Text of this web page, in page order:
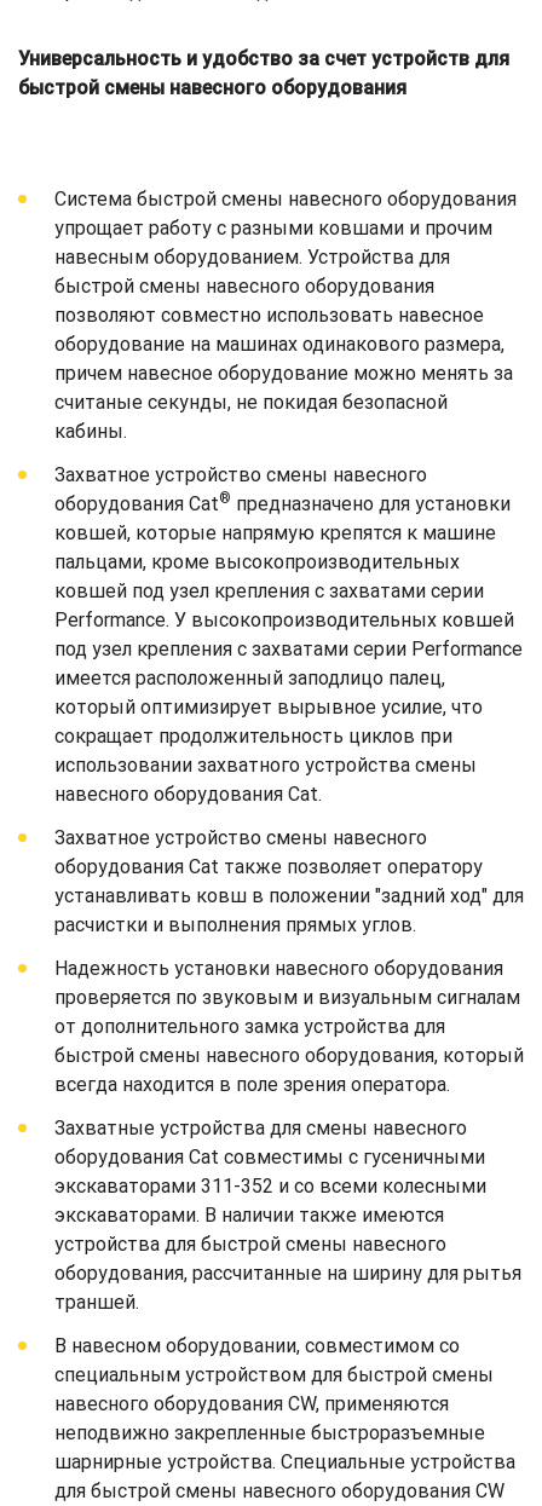
Универсальность и удобство за счет устройств для
быстрой смены навесного оборудования
Система быстрой смены навесного оборудования
упрощает работу с разными ковшами и прочим
навесным оборудованием. Устройства для
быстрой смены навесного оборудования
позволяют совместно использовать навесное
оборудование на машинах одинакового размера,
причем навесное оборудование можно менять за
считаные секунды, не покидая безопасной
кабины.
Захватное устройство смены навесного
оборудования Cat® предназначено для установки
ковшей, которые напрямую крепятся к машине
пальцами, кроме высокопроизводительных
ковшей под узел крепления с захватами серии
Performance. У высокопроизводительных ковшей
под узел крепления с захватами серии Performance
имеется расположенный заподлицо палец,
который оптимизирует вырывное усилие, что
сокращает продолжительность циклов при
использовании захватного устройства смены
навесного оборудования Cat.
Захватное устройство смены навесного
оборудования Cat также позволяет оператору
устанавливать ковш в положении "задний ход" для
расчистки и выполнения прямых углов.
Надежность установки навесного оборудования
проверяется по звуковым и визуальным сигналам
от дополнительного замка устройства для
быстрой смены навесного оборудования, который
всегда находится в поле зрения оператора.
Захватные устройства для смены навесного
оборудования Cat совместимы с гусеничными
экскаваторами 311-352 и со всеми колесными
экскаваторами. В наличии также имеются
устройства для быстрой смены навесного
оборудования, рассчитанные на ширину для рытья
траншей.
В навесном оборудовании, совместимом со
специальным устройством для быстрой смены
навесного оборудования CW, применяются
неподвижно закрепленные быстроразъемные
шарнирные устройства. Специальные устройства
для быстрой смены навесного оборудования CW